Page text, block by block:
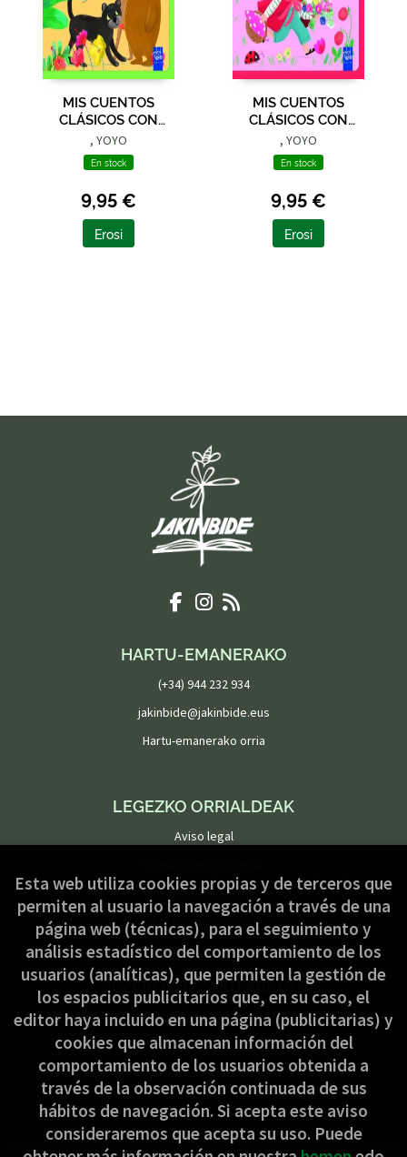
MIS CUENTOS
CLÁSICOS CON
TEXTURAS. EL LIBRO
DE LA SELVA
, YOYO
En stock
9,95 €
Erosi
MIS CUENTOS
CLÁSICOS CON
TEXTURAS.
CAPERUCITA ROJA
, YOYO
En stock
9,95 €
Erosi
HARTU-EMANERAKO
(+34) 944 232 934
jakinbide@jakinbide.eus
Hartu-emanerako orria
LEGEZKO ORRIALDEAK
Aviso legal
Política de privacidad
Política de Cookies
BEZEROENTZAKO ARRETA
Quiénes somos
Pedidos especiales
Formulario de desistimiento
Esta web utiliza cookies propias y de terceros que
permiten al usuario la navegación a través de una
página web (técnicas), para el seguimiento y
análisis estadístico del comportamiento de los
usuarios (analíticas), que permiten la gestión de
los espacios publicitarios que, en su caso, el
editor haya incluido en una página (publicitarias) y
cookies que almacenan información del
comportamiento de los usuarios obtenida a
través de la observación continuada de sus
hábitos de navegación. Si acepta este aviso
consideraremos que acepta su uso. Puede